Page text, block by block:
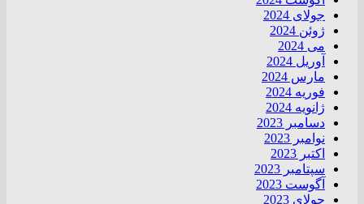
جولای 2024
ژوئن 2024
می 2024
آوریل 2024
مارس 2024
فوریه 2024
ژانویه 2024
دسامبر 2023
نوامبر 2023
اکتبر 2023
سپتامبر 2023
آگوست 2023
جولای 2023